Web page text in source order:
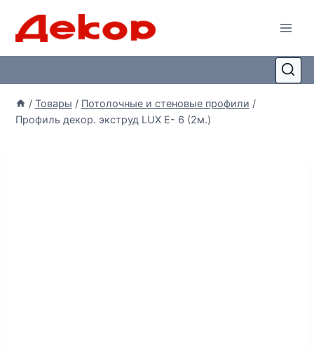
/ Товары / Потолочные и стеновые профили /
Профиль декор. экструд LUX E- 6 (2м.)